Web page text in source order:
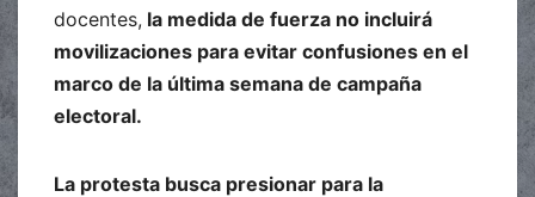
docentes, la medida de fuerza no incluirá
movilizaciones para evitar confusiones en el
marco de la última semana de campaña
electoral.
La protesta busca presionar para la